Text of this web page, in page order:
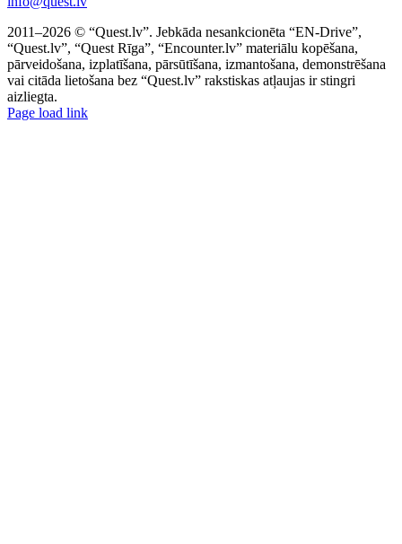
2011–2026 © “Quest.lv”. Jebkāda nesankcionēta “EN-Drive”,
“Quest.lv”, “Quest Rīga”, “Encounter.lv” materiālu kopēšana,
pārveidošana, izplatīšana, pārsūtīšana, izmantošana, demonstrēšana
vai citāda lietošana bez “Quest.lv” rakstiskas atļaujas ir stingri
aizliegta.
Facebook
Instagram
Threads
X
Telegram
Page load link